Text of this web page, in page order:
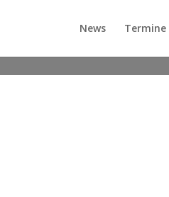
News Termine